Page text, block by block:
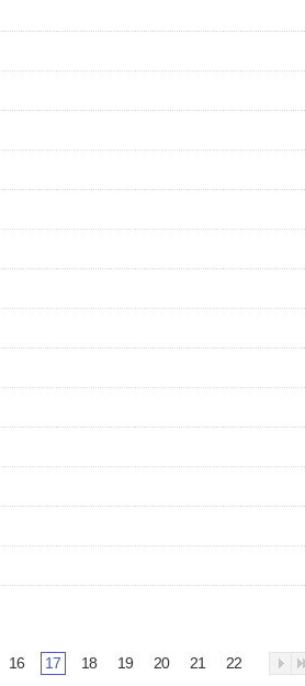
16 17 18 19 20 21 22